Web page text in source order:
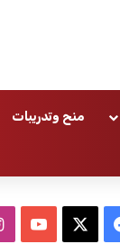
منح وتدريبات